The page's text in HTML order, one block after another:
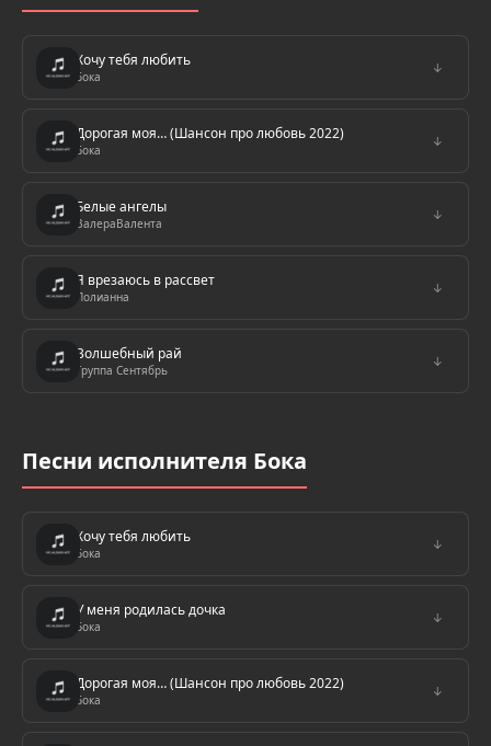
Хочу тебя любить
Бока
↓
Дорогая моя… (Шансон про любовь 2022)
Бока
↓
Белые ангелы
ВалераВалента
↓
Я врезаюсь в рассвет
Полианна
↓
Волшебный рай
Группа Сентябрь
↓
Песни исполнителя Бока
Хочу тебя любить
Бока
↓
У меня родилась дочка
Бока
↓
Дорогая моя… (Шансон про любовь 2022)
Бока
↓